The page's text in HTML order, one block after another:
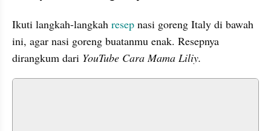
Ikuti langkah-langkah resep nasi goreng Italy di bawah
ini, agar nasi goreng buatanmu enak. Resepnya
dirangkum dari YouTube Cara Mama Liliy.